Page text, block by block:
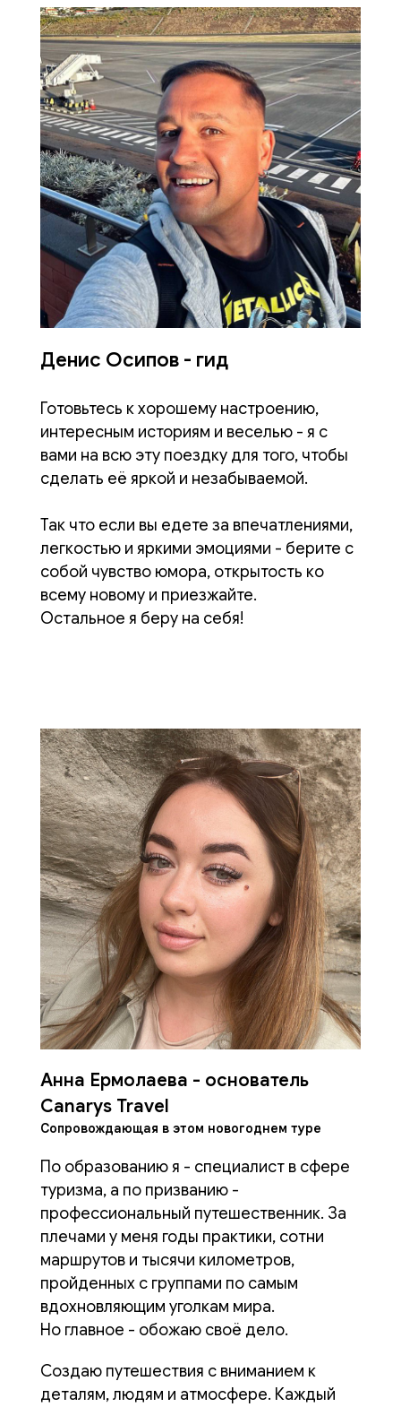
Денис Осипов - гид
Готовьтесь к хорошему настроению,
интересным историям и веселью - я с
вами на всю эту поездку для того, чтобы
сделать её яркой и незабываемой.
Так что если вы едете за впечатлениями,
легкостью и яркими эмоциями - берите с
собой чувство юмора, открытость ко
всему новому и приезжайте.
Остальное я беру на себя!
Анна Ермолаева - основатель
Canarys Travel
Сопровождающая в этом новогоднем туре
По образованию я - специалист в сфере
туризма, а по призванию -
профессиональный путешественник. За
плечами у меня годы практики, сотни
маршрутов и тысячи километров,
пройденных с группами по самым
вдохновляющим уголкам мира.
Но главное - обожаю своё дело.
Создаю путешествия с вниманием к
деталям, людям и атмосфере. Каждый